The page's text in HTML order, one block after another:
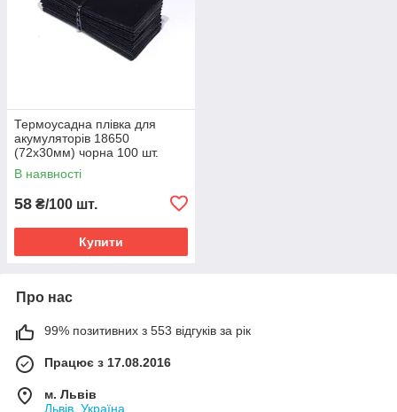
Термоусадна плівка для
акумуляторів 18650
(72х30мм) чорна 100 шт.
В наявності
58 ₴/100 шт.
Купити
Про нас
99% позитивних з 553 відгуків за рік
Працює з 17.08.2016
м. Львів
Львів, Україна